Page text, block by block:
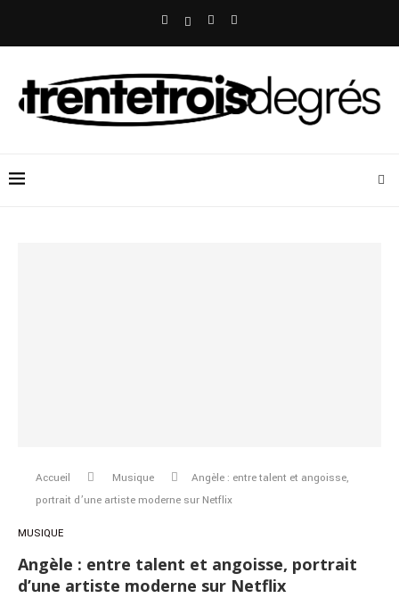
Accueil Musique
Angèle : entre talent et angoisse,
portrait d’une artiste moderne sur Netflix
MUSIQUE
Angèle : entre talent et angoisse, portrait
d’une artiste moderne sur Netflix